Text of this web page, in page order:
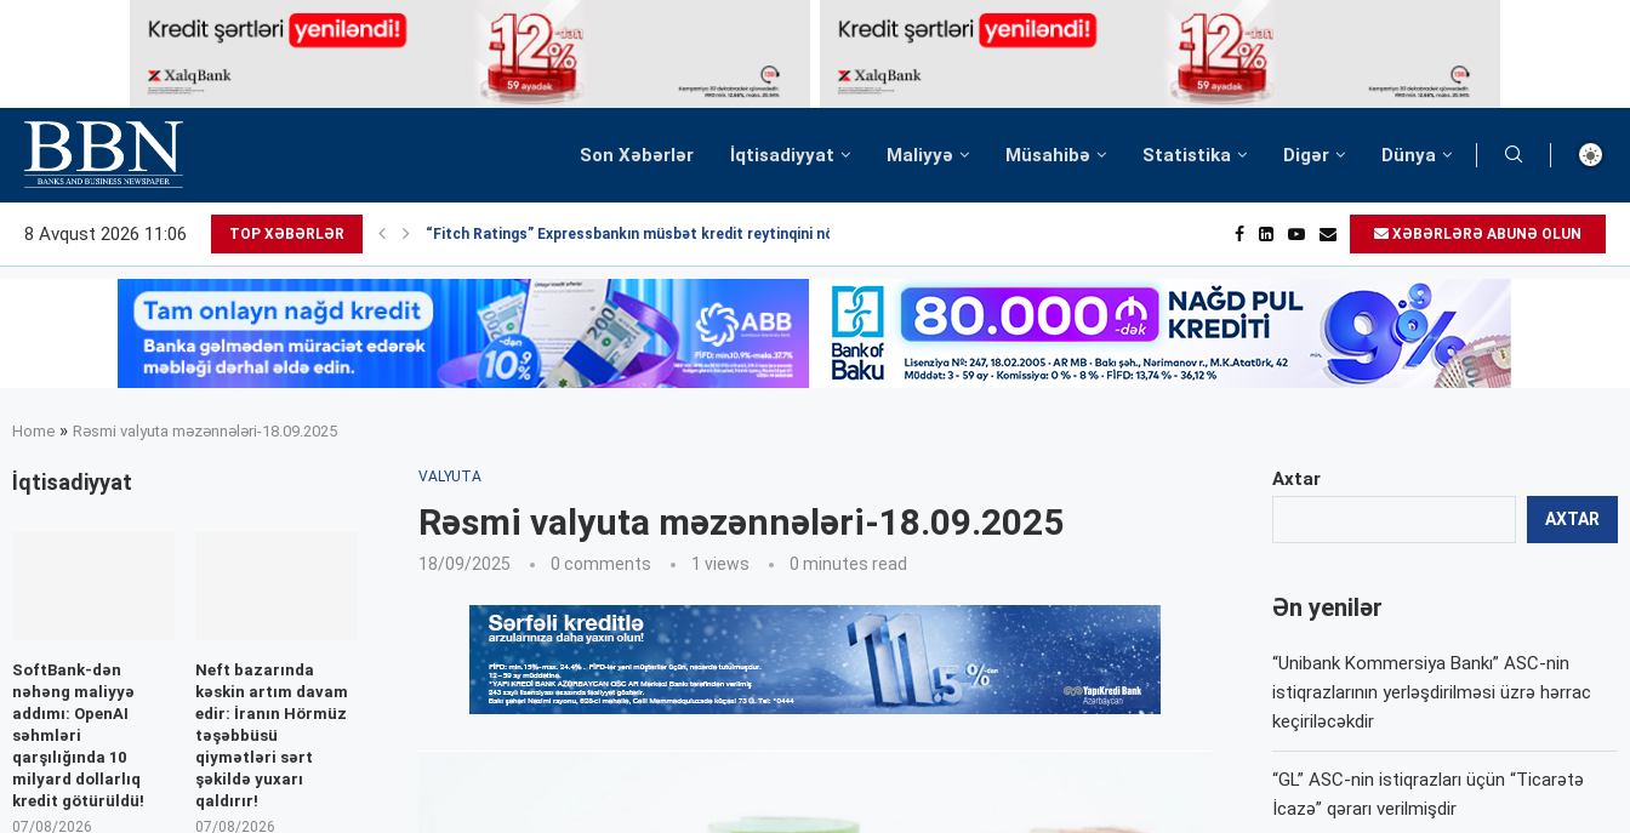
Son Xəbərlər İqtisadiyyat Maliyyə Müsahibə Statistika Digər Dünya
8 Avqust 2026 11:06 TOP XƏBƏRLƏR “Fitch Ratings” Expressbankın müsbət kredit reytinqini növbəti dəfə... XƏBƏRLƏRƏ ABUNƏ OLUN
Home » Rəsmi valyuta məzənnələri-18.09.2025
VALYUTA
Rəsmi valyuta məzənnələri-18.09.2025
18/09/2025 0 comments 1 views 0 minutes read
Axtar
AXTAR
Ən yenilər
“Unibank Kommersiya Bankı” ASC-nin
istiqrazlarının yerləşdirilməsi üzrə hərrac
keçiriləcəkdir
“GL” ASC-nin istiqrazları üçün “Ticarətə
İcazə” qərarı verilmişdir
İqtisadiyyat
SoftBank-dən
nəhəng maliyyə
addımı: OpenAI
səhmləri
qarşılığında 10
milyard dollarlıq
kredit götürüldü!
07/08/2026
Neft bazarında
kəskin artım davam
edir: İranın Hörmüz
təşəbbüsü
qiymətləri sərt
şəkildə yuxarı
qaldırır!
07/08/2026